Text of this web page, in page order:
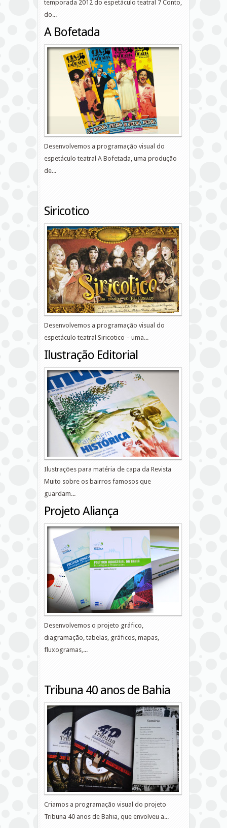
temporada 2012 do espetáculo teatral 7 Conto,
do...
A Bofetada
Desenvolvemos a programação visual do
espetáculo teatral A Bofetada, uma produção
de...
Siricotico
Desenvolvemos a programação visual do
espetáculo teatral Siricotico – uma...
Ilustração Editorial
Ilustrações para matéria de capa da Revista
Muito sobre os bairros famosos que
guardam...
Projeto Aliança
Desenvolvemos o projeto gráfico,
diagramação, tabelas, gráficos, mapas,
fluxogramas,...
Tribuna 40 anos de Bahia
Criamos a programação visual do projeto
Tribuna 40 anos de Bahia, que envolveu a...